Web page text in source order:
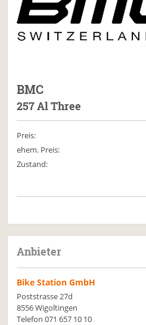
BMC
257 Al Three
Preis:
ehem. Preis:
Zustand:
Anbieter
Bike Station GmbH
Poststrasse 27d
8556 Wigoltingen
Telefon071 657 10 10